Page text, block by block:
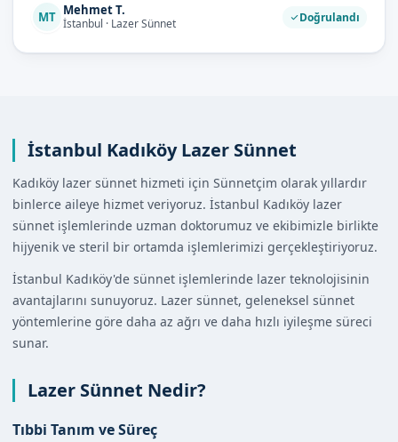
MT Mehmet T.
İstanbul · Lazer Sünnet Doğrulandı
İstanbul Kadıköy Lazer Sünnet
Kadıköy lazer sünnet hizmeti için Sünnetçim olarak yıllardır
binlerce aileye hizmet veriyoruz. İstanbul Kadıköy lazer
sünnet işlemlerinde uzman doktorumuz ve ekibimizle birlikte
hijyenik ve steril bir ortamda işlemlerimizi gerçekleştiriyoruz.
İstanbul Kadıköy'de sünnet işlemlerinde lazer teknolojisinin
avantajlarını sunuyoruz. Lazer sünnet, geleneksel sünnet
yöntemlerine göre daha az ağrı ve daha hızlı iyileşme süreci
sunar.
Lazer Sünnet Nedir?
Tıbbi Tanım ve Süreç